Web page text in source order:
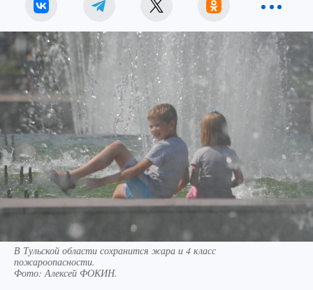
В Тульской области сохранится жара и 4 класс
пожароопасности.
Фото: Алексей ФОКИН.